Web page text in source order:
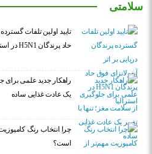
سلامتی
تایید اولین تلفات
حاد پرندگان H5N1 در استرالیا
راهکار جدید علمی برای
یک عادت غذایی ساده
چرا انتخاب رنگ
است؟